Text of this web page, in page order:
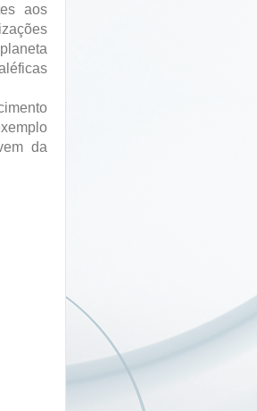
aos
da